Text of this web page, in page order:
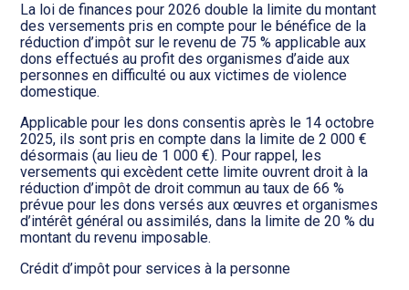
La loi de finances pour 2026 double la limite du montant
des versements pris en compte pour le bénéfice de la
réduction d’impôt sur le revenu de 75 % applicable aux
dons effectués au profit des organismes d’aide aux
personnes en difficulté ou aux victimes de violence
domestique.
Applicable pour les dons consentis après le 14 octobre
2025, ils sont pris en compte dans la limite de 2 000 €
désormais (au lieu de 1 000 €). Pour rappel, les
versements qui excèdent cette limite ouvrent droit à la
réduction d’impôt de droit commun au taux de 66 %
prévue pour les dons versés aux œuvres et organismes
d’intérêt général ou assimilés, dans la limite de 20 % du
montant du revenu imposable.
Crédit d’impôt pour services à la personne